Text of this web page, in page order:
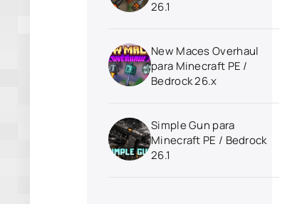
26.1
New Maces Overhaul
para Minecraft PE /
Bedrock 26.x
Simple Gun para
Minecraft PE / Bedrock
26.1